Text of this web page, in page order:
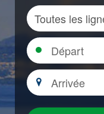
Zone
Départ
Arrivée